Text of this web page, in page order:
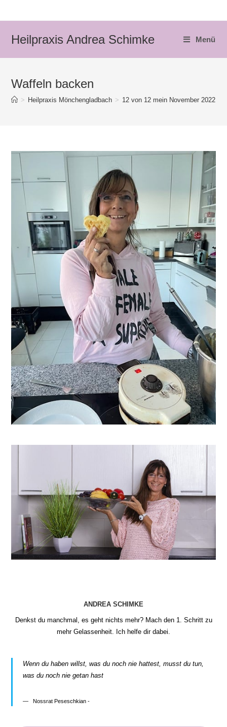
Heilpraxis Andrea Schimke Menü
Waffeln backen
> Heilpraxis Mönchengladbach > 12 von 12 mein November 2022
ANDREA SCHIMKE
Denkst du manchmal, es geht nichts mehr? Mach den 1. Schritt zu
mehr Gelassenheit. Ich helfe dir dabei.
Wenn du haben willst, was du noch nie hattest, musst du tun,
was du noch nie getan hast
Nossrat Peseschkian -